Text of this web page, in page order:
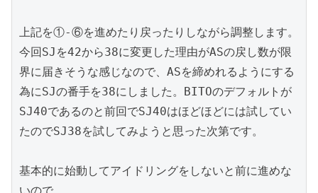
上記を①-⑥を進めたり戻ったりしながら調整します。
今回SJを42から38に変更した理由がASの戻し数が限
界に届きそうな感じなので、ASを締めれるようにする
為にSJの番手を38にしました。BITOのデフォルトが
SJ40であるのと前回でSJ40はほどほどには試してい
たのでSJ38を試してみようと思った次第です。
基本的に始動してアイドリングをしないと前に進めな